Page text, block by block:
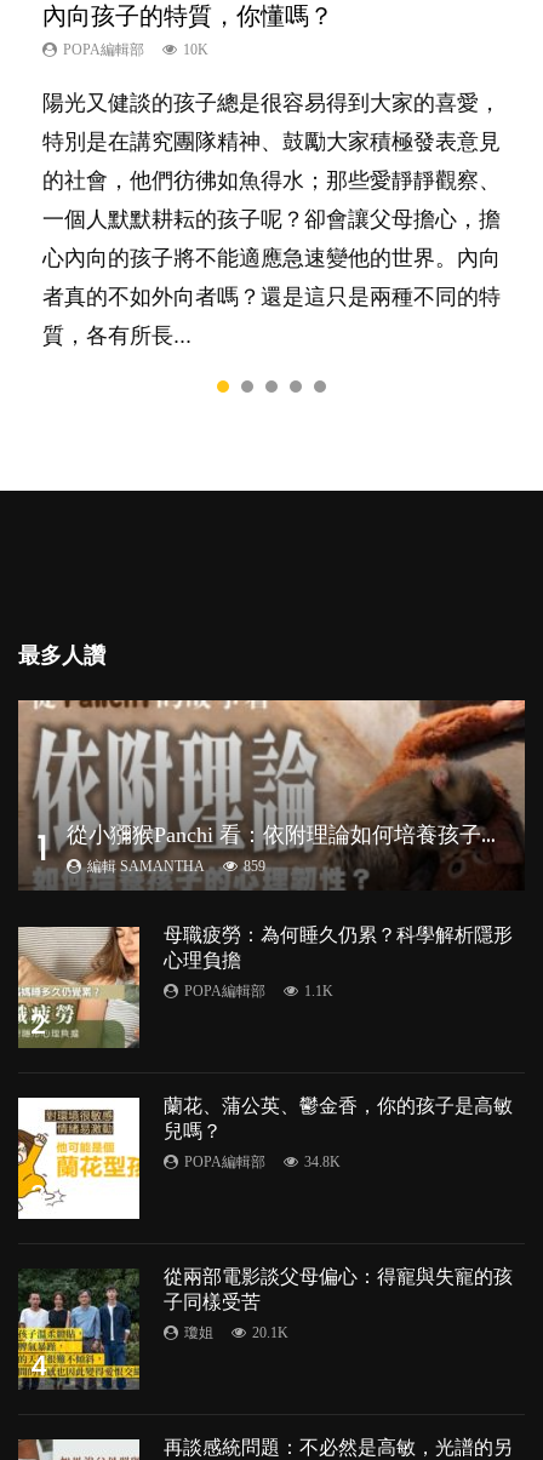
內向孩子的特質，你懂嗎？
POPA編輯部 10K
陽光又健談的孩子總是很容易得到大家的喜愛，
特別是在講究團隊精神、鼓勵大家積極發表意見
的社會，他們彷彿如魚得水；那些愛靜靜觀察、
一個人默默耕耘的孩子呢？卻會讓父母擔心，擔
心內向的孩子將不能適應急速變他的世界。內向
者真的不如外向者嗎？還是這只是兩種不同的特
質，各有所長...
夫妻必看！經營婚姻，沒捷徑
POPA編輯部 22.9K
你是不是也曾經以為只要跟相愛的人結婚，就自
然能走到白頭，但生了孩子卻發現事情不如你所
料？ 經營婚姻，不如我們想像的簡單，卻也不
是大家說得那麼難。一起來認識婚姻的真相！...
新手父母不用怕
POPA編輯部 16.3K
相信許多人初為人父母，由懷孕開始到孩子呱呱
落地，心中都有數之不盡的問題～這裡一次過集
合我們以往製作過的相關短片。 這段路讓我們
跟你同行～...
想孩子學好外語，點做好？
POPA編輯部 9.9K
有人話學多種語言越早開始越好，有人卻說一時
間太多語言，會令孩子感到混淆，到底誰是誰
非？聽聽專家怎樣說，解開語言學習的迷思～...
孩子能力天注定？
POPA編輯部 7.9K
很多父母都希望孩子係個「叻仔叻女」，學業別
太差，日常自理井井有條。這樣的孩子是萬中無
一，還是魚與熊掌，不能兼得？...
最多人讚
1 從
小獼猴Panchi 看：依附理論如何培養孩子心理韌性？
編輯 SAMANTHA 859
2
母職疲勞：為何睡久仍累？科學解析隱形
心理負擔
POPA編輯部 1.1K
3
蘭花、蒲公英、鬱金香，你的孩子是高敏
兒嗎？
POPA編輯部 34.8K
4
從兩部電影談父母偏心：得寵與失寵的孩
子同樣受苦
瓊姐 20.1K
再談感統問題：不必然是高敏，光譜的另